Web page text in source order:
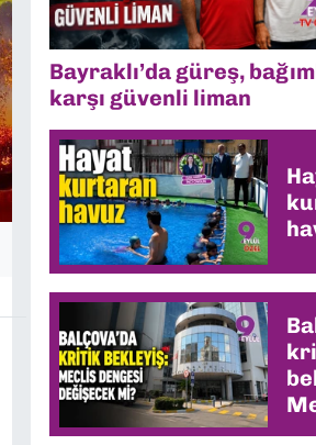
Bayraklı’da güreş,
karşı güvenli liman